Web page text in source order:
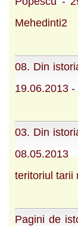
Mehedinti2
08. Din
19.06.2013
03. Din
teritoriul tarii
Pagini de